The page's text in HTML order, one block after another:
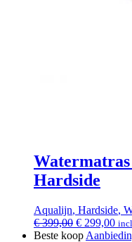
Hardside
Aqualijn, Hardside,
€399,00
prijs
€ 299,00
Beste koop